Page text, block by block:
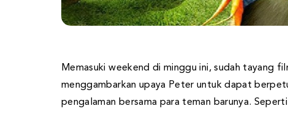
Memasuki weekend di minggu ini, sudah tayang
menggambarkan upaya Peter untuk dapat
pengalaman bersama para teman barunya.